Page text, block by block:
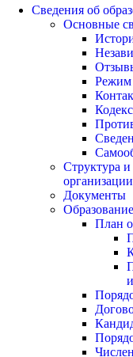
Сведения об
Основные
Режим
Структура и
организации
Документы
Образование
План